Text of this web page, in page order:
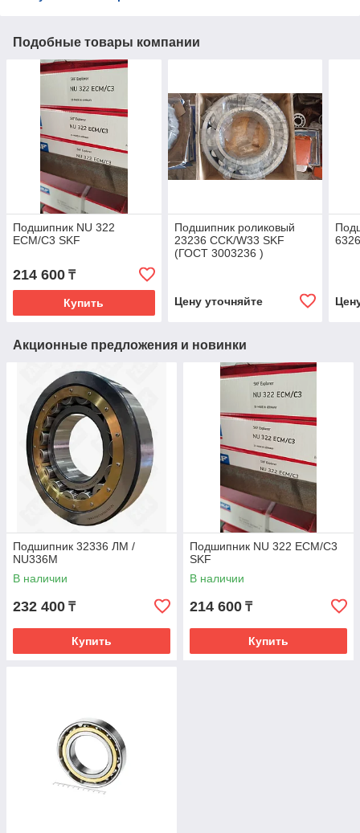
Подобные товары компании
Подшипник NU 322
ECM/C3 SKF
214 600 ₸
Купить
Подшипник роликовый
23236 CCK/W33 SKF
(ГОСТ 3003236 )
Цену уточняйте
Акционные предложения и новинки
Подшипник 32336 ЛМ /
NU336M
В наличии
232 400 ₸
Купить
Подшипник NU 322 ECM/C3
SKF
В наличии
214 600 ₸
Купить